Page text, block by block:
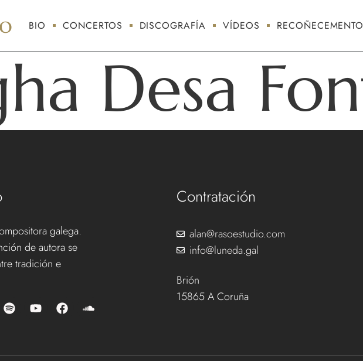
BIO CONCERTOS DISCOGRAFÍA VÍDEOS
Desa
galega.
de autora se
tradición e
Contratación
alan@rasoestudio.com
info@luneda.gal
Brión
15865 A Coruña